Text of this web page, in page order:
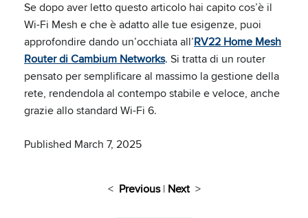
Se dopo aver letto questo articolo hai capito cos’è il
Wi-Fi Mesh e che è adatto alle tue esigenze, puoi
approfondire dando un’occhiata all’RV22 Home Mesh
Router di Cambium Networks. Si tratta di un router
pensato per semplificare al massimo la gestione della
rete, rendendola al contempo stabile e veloce, anche
grazie allo standard Wi-Fi 6.
Published March 7, 2025
< Previous| Next>